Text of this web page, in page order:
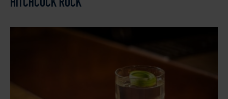
HITCHCOCK ROCK